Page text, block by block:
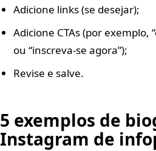
Adicione links (se desejar);
Adicione CTAs (por exemplo,
ou “inscreva-se agora”);
Revise e salve.
5 exemplos de
Instagram de